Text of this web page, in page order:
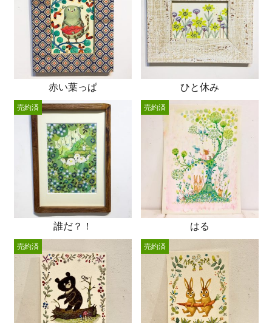
赤い葉っぱ ひと休み
誰だ？！
売約済
はる
売約済
売約済 売約済